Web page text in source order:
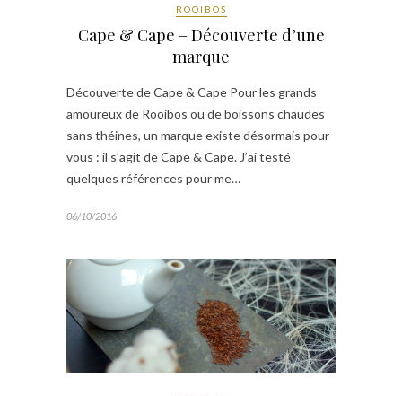
ROOIBOS
Cape & Cape – Découverte d’une
marque
Découverte de Cape & Cape Pour les grands
amoureux de Rooibos ou de boissons chaudes
sans théines, un marque existe désormais pour
vous : il s’agit de Cape & Cape. J’ai testé
quelques références pour me…
06/10/2016